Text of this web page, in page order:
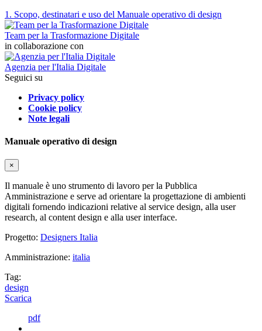
1. Scopo, destinatari e uso del Manuale operativo di design
Team per la Trasformazione Digitale
in collaborazione con
Agenzia per l'Italia Digitale
Seguici su
Privacy policy
Cookie policy
Note legali
Manuale operativo di design
×
Il manuale è uno strumento di lavoro per la Pubblica
Amministrazione e serve ad orientare la progettazione di ambienti
digitali fornendo indicazioni relative al service design, alla user
research, al content design e alla user interface.
Progetto: Designers Italia
Amministrazione: italia
Tag:
design
Scarica
pdf